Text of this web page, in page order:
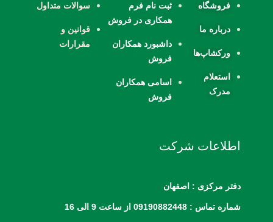
فروشگاه
درباره ما
ورکشاپ‌ها
استعلام
مدرک
ثبت نام فرم
همکاری در فروش
داشبورد همکاران
فروش
اسامی همکاران
فروش
سوالات متداول
قوانین و
مقرارات
اطلاعات شرکت
دفتر مرکزی : اصفهان
شماره تماس : 09190882448 از ساعت 9 الی 16